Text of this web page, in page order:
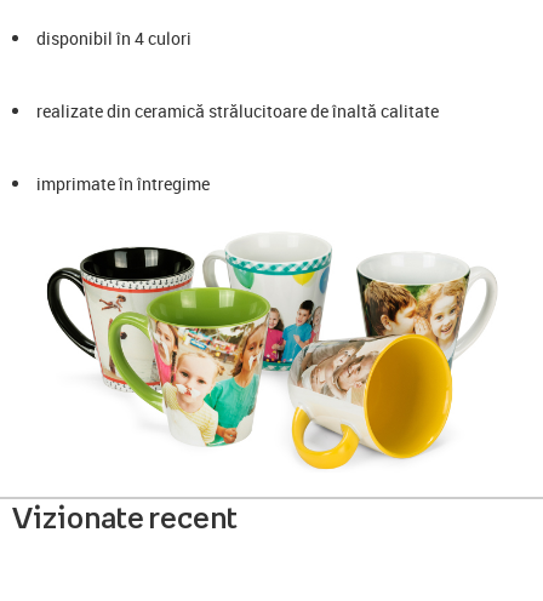
disponibil în 4 culori
realizate din ceramică strălucitoare de înaltă calitate
imprimate în întregime
Vizionate recent